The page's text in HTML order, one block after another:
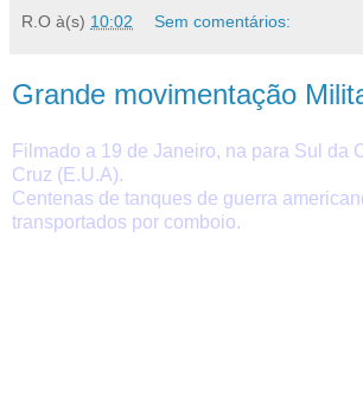
R.O à(s) 10:02 Sem comentários:
Grande movimentação
Filmado a 19 de Janeiro, na para Sul da
Cruz (E.U.A).
Centenas de tanques de guerra
transportados por comboio.